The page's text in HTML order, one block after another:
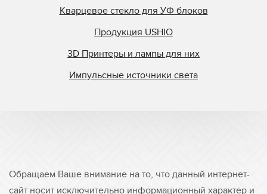
Кварцевое стекло для УФ блоков
Продукция USHIO
3D Принтеры и лампы для них
Импульсные источники света
Обращаем Ваше внимание на то, что данный интернет-
сайт носит исключительно информационный характер и